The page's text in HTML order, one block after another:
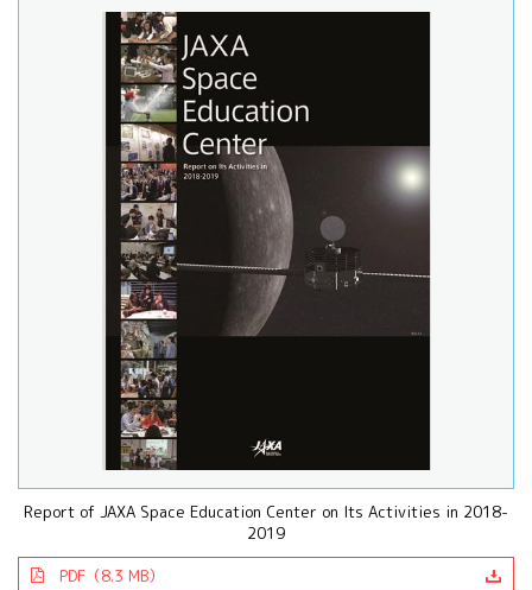
Report of JAXA Space Education Center on Its Activities in 2018-
2019
PDF（8.3 MB）